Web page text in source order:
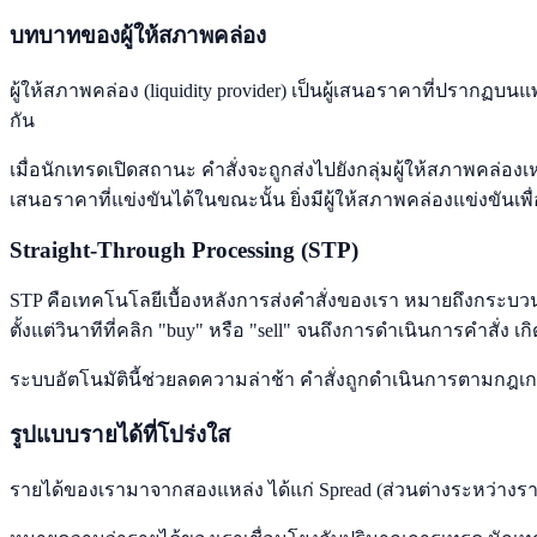
บทบาทของผู้ให้สภาพคล่อง
ผู้ให้สภาพคล่อง (liquidity provider) เป็นผู้เสนอราคาที่ปรากฏบ
กัน
เมื่อนักเทรดเปิดสถานะ คำสั่งจะถูกส่งไปยังกลุ่มผู้ให้สภาพคล่อง
เสนอราคาที่แข่งขันได้ในขณะนั้น ยิ่งมีผู้ให้สภาพคล่องแข่งขันเพื่
Straight-Through Processing (STP)
STP คือเทคโนโลยีเบื้องหลังการส่งคำสั่งของเรา หมายถึงกร
ตั้งแต่วินาทีที่คลิก "buy" หรือ "sell" จนถึงการดำเนินการคำสั่ง
ระบบอัตโนมัตินี้ช่วยลดความล่าช้า คำสั่งถูกดำเนินการตามกฎ
รูปแบบรายได้ที่โปร่งใส
รายได้ของเรามาจากสองแหล่ง ได้แก่ Spread (ส่วนต่างระหว่